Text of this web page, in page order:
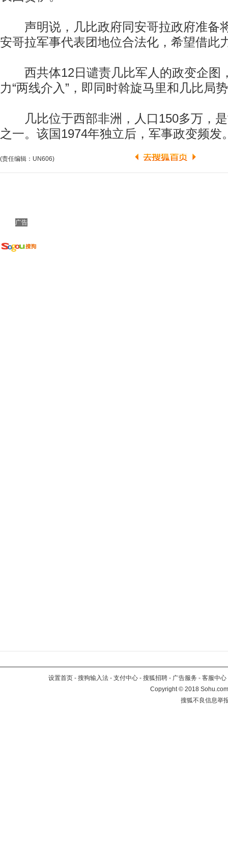
声明说，几比政府同安哥拉政府准备
安哥拉军事代表团地位合法化，希望借此
西共体12日谴责几比军人的政变企图
力“两线介入”，即同时斡旋马里和几比局
几比位于西部非洲，人口150多万，是
之一。该国1974年独立后，军事政变频发
(责任编辑：UN606)
广告
设置首页 - 搜狗输入法 - 支付中心 - 搜狐招聘 - 广告服务 - 客服中心
Copyright©2018
搜狐不良信息举